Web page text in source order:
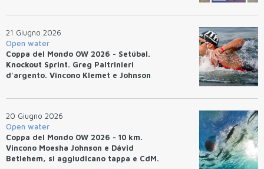
21 Giugno 2026
Open water
Coppa del Mondo OW 2026 - Setúbal.
Knockout Sprint. Greg Paltrinieri
d'argento. Vincono Klemet e Johnson
20 Giugno 2026
Open water
Coppa del Mondo OW 2026 - 10 km.
Vincono Moesha Johnson e Dávid
Betlehem, si aggiudicano tappa e CdM.